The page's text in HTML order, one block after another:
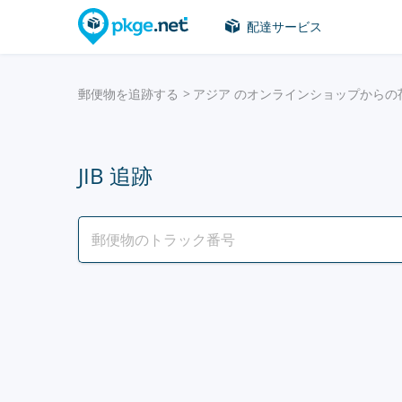
配達サービス
郵便物を追跡する アジア のオンラインショップからの
JIB 追跡